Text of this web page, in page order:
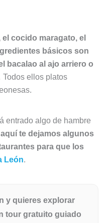
cocido maragato, el
básicos son
bacalao al ajo arriero o
ellos platos
entrado algo de hambre
aquí te dejamos algunos
para que los
León.
y quieres explorar
tour gratuito guiado